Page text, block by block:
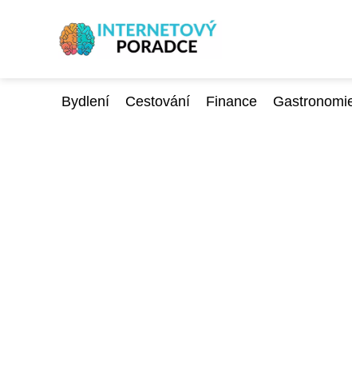
Bydlení Cestování Finance